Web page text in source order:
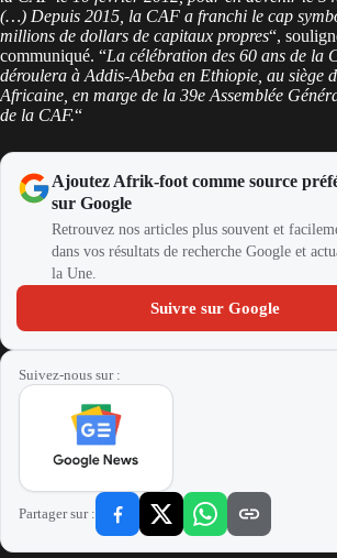
(…) Depuis 2015, la CAF a franchi le cap
millions de dollars de capitaux propres“,
communiqué. “La célébration des 60 ans de la
déroulera à Addis-Abeba en Ethiopie, au siège
Africaine, en marge de la 39e Assemblée
de la CAF.“
Ajoutez Afrik-foot comme source
sur Google
Retrouvez nos articles plus souvent et
dans vos résultats de recherche Google et
la Une.
Suivre sur Google
Suivez-nous sur :
Partager sur :